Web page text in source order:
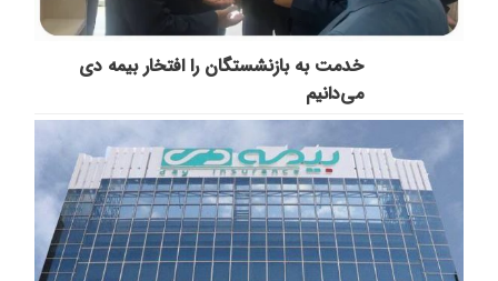
خدمت به بازنشستگان‌ را افتخار بیمه دی
می‌دانیم